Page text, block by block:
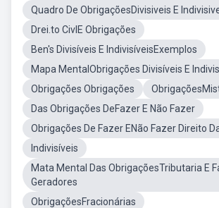
Quadro De ObrigaçõesDivisiveis E
Drei.to CivlE Obrigações
Ben's Divisíveis E IndivisíveisExemplos
Mapa MentalObrigações Divisíveis E
Obrigações Obrigações
Das Obrigações DeFazer E Não Fazer
Obrigações De Fazer ENão Fazer Direito
Indivisíveis
Mata Mental Das ObrigaçõesTributaria E
Geradores
ObrigaçõesFracionárias